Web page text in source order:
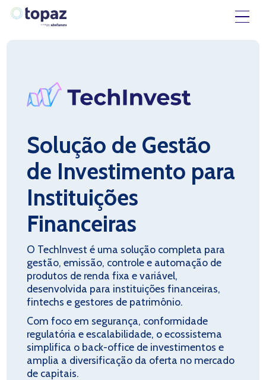
Solução de Gestão
de Investimento para
Instituições
Financeiras
O TechInvest é uma solução completa para
gestão, emissão, controle e automação de
produtos de renda fixa e variável,
desenvolvida para instituições financeiras,
fintechs e gestores de patrimônio.
Com foco em segurança, conformidade
regulatória e escalabilidade, o ecossistema
simplifica o back-office de investimentos e
amplia a diversificação da oferta no mercado
de capitais.